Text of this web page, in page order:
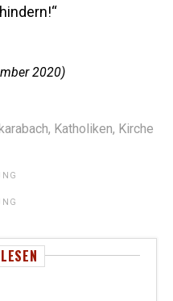
2020)
, Katholiken, Kirche